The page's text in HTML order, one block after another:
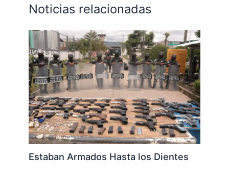
Noticias relacionadas
Estaban Armados Hasta los Dientes